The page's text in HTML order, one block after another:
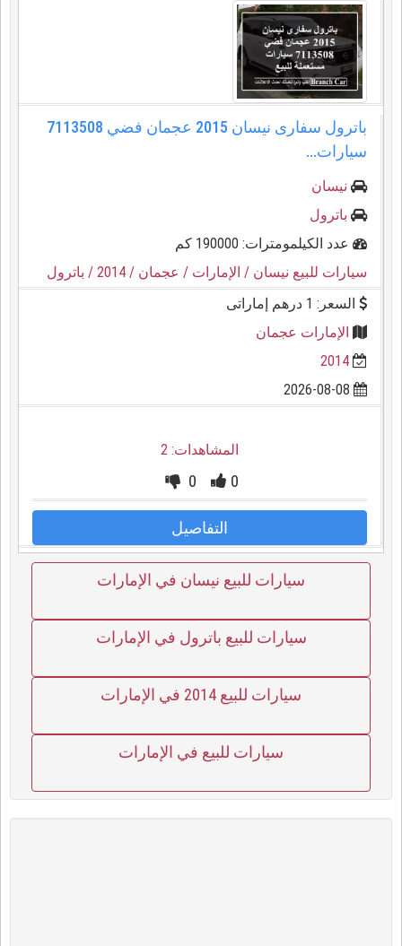
باترول سفارى نيسان 2015 عجمان فضي 7113508
سيارات...
نيسان
باترول
عدد الكيلمومترات: 190000 كم
سيارات للبيع نيسان / الإمارات / عجمان / 2014
/ باترول
السعر: 1 درهم إماراتى
الإمارات عجمان
2014
المشاهدات: 2
0
0
التفاصيل
سيارات للبيع نيسان في الإمارات
سيارات للبيع باترول في الإمارات
سيارات للبيع 2014 في الإمارات
سيارات للبيع في الإمارات